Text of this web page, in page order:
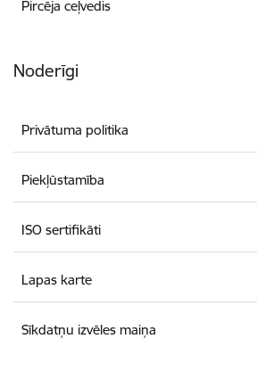
Pircēja ceļvedis
Noderīgi
Privātuma politika
Piekļūstamība
ISO sertifikāti
Lapas karte
Sīkdatņu izvēles maiņa